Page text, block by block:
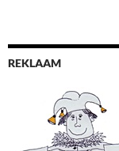
REKLAAM